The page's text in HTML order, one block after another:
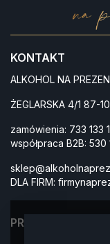
KONTAKT
ALKOHOL NA
ŻEGLARSKA 4/1 87-
zamówienia: 733 133
współpraca B2B: 530
DLA FIRM:
PRODUKTY